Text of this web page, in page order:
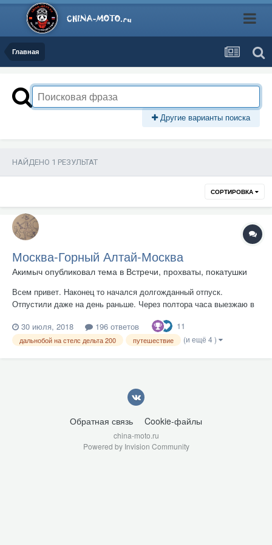
Главная
Другие варианты поиска
НАЙДЕНО 1 РЕЗУЛЬТАТ
СОРТИРОВКА
Москва-Горный Алтай-Москва
Акимыч опубликовал тема в Встречи, прохваты, покатушки
Всем привет. Наконец то начался долгожданный отпуск.
Отпустили даже на день раньше. Через полтора часа выезжаю в
Алтай. Т.к. отпустили на день раньше,смысла мчать до
Альметьевска за один присест нет. Поеду не спеша ,за полтора
30 июля, 2018 196 ответов 11
дальнобой на стелс дельта 200 путешествие (и ещё 4 )
Обратная связь Cookie-файлы
china-moto.ru
Powered by Invision Community